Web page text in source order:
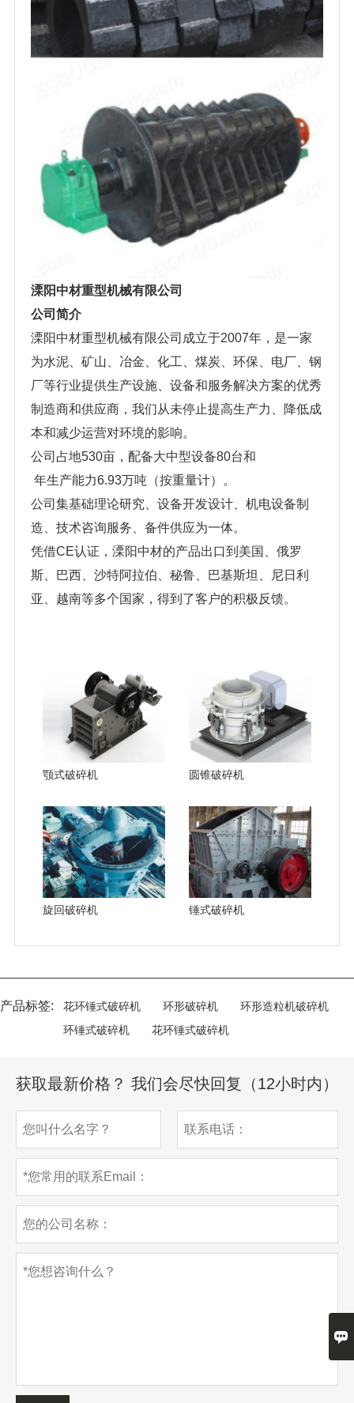
溧阳中材重型机械有限公司
公司简介
溧阳中材重型机械有限公司成立于2007年，是一家
为水泥、矿山、冶金、化工、煤炭、环保、电厂、钢
厂等行业提供生产设施、设备和服务解决方案的优秀
制造商和供应商，我们从未停止提高生产力、降低成
本和减少运营对环境的影响。
公司占地530亩，配备大中型设备80台和
年生产能力6.93万吨（按重量计）。
公司集基础理论研究、设备开发设计、机电设备制
造、技术咨询服务、备件供应为一体。
凭借CE认证，溧阳中材的产品出口到美国、俄罗
斯、巴西、沙特阿拉伯、秘鲁、巴基斯坦、尼日利
亚、越南等多个国家，得到了客户的积极反馈。
颚式破碎机 圆锥破碎机
旋回破碎机 锤式破碎机
产品标签: 花环锤式破碎机 环形破碎机
环形造粒机破碎机
环锤式破碎机
花环锤式破碎机
获取最新价格？ 我们会尽快回复（12小时内）
